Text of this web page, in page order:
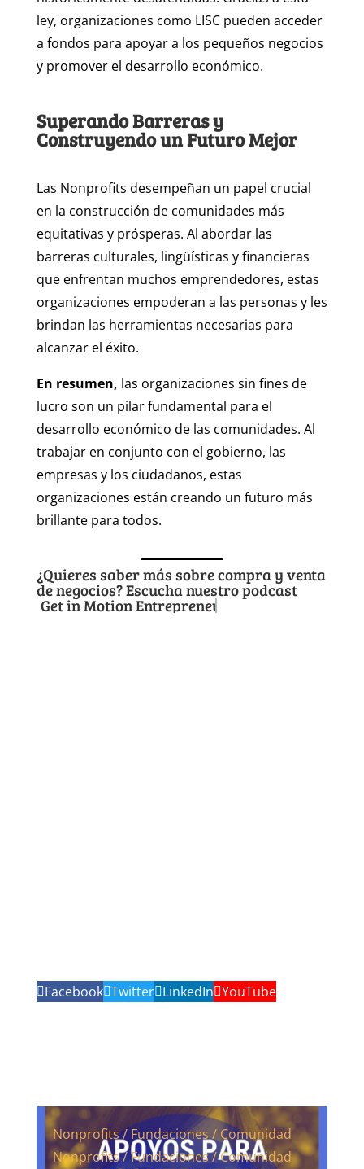
ley, organizaciones como LISC pueden acceder
a fondos para apoyar a los pequeños negocios
y promover el desarrollo económico.
Superando Barreras y
Construyendo un Futuro Mejor
Las Nonprofits desempeñan un papel crucial
en la construcción de comunidades más
equitativas y prósperas. Al abordar las
barreras culturales, lingüísticas y financieras
que enfrentan muchos emprendedores, estas
organizaciones empoderan a las personas y les
brindan las herramientas necesarias para
alcanzar el éxito.
En resumen, las organizaciones sin fines de
lucro son un pilar fundamental para el
desarrollo económico de las comunidades. Al
trabajar en conjunto con el gobierno, las
empresas y los ciudadanos, estas
organizaciones están creando un futuro más
brillante para todos.
¿Quieres saber más sobre compra y venta
de negocios? Escucha nuestro podcast
Get in Motion Entrepreneurs
Facebook Twitter LinkedIn YouTube
Nonprofits / Fundaciones / Comunidad
Nonprofits / Fundaciones / Comunidad